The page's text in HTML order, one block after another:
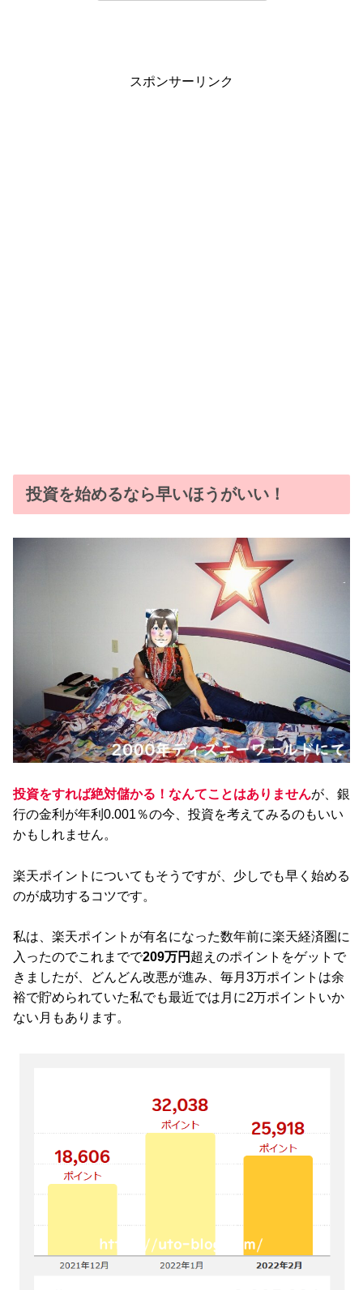
スポンサーリンク
投資を始めるなら早いほうがいい！
投資をすれば絶対儲かる！なんてことはありませんが、銀
行の金利が年利0.001％の今、投資を考えてみるのもいい
かもしれません。
楽天ポイントについてもそうですが、少しでも早く始める
のが成功するコツです。
私は、楽天ポイントが有名になった数年前に楽天経済圏に
入ったのでこれまでで209万円 超えのポイントをゲットで
きましたが、どんどん改悪が進み、毎月3万ポイントは余
裕で貯められていた私でも最近では月に2万ポイントいか
ない月もあります。